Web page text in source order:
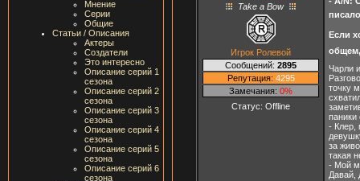
Мнение
Серии
Общие
Статьи / Описания
Актеры
Создатели
Это интересно
Описание серий 1
сезона
Описание серий 2
сезона
Описание серий 3
сезона
Описание серий 4
сезона
Описание серий 5
сезона
Описание серий 6
сезона
Take a Bow
Игрок Ролевой
Сообщений: 2895
Репутация: 4295
Замечания: 0%
Статус: Offline
Если
Чарли
точку
паники
- Клер,
за
такая
- Мой
Давай,